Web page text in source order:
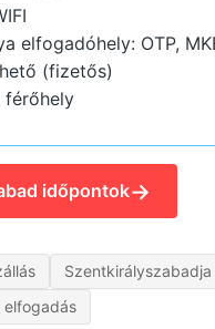
elfogadóhely: OTP,
(fizetős)
férőhely
időpontok→